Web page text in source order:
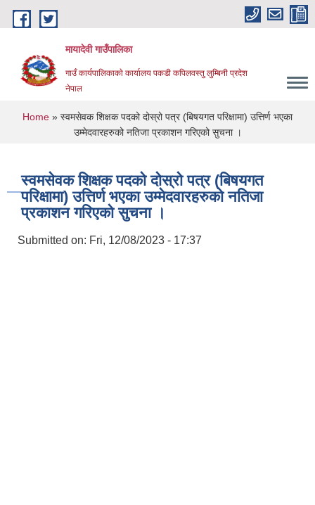
Skip to main content
मायादेवी गाउँपालिका
गाउँ कार्यपालिकाकाे कार्यालय पकडी कपिलवस्तु लुम्बिनी प्रदेश
नेपाल
You are here
Home » स्वमसेवक शिक्षक पदको दोस्रो पत्र (बिषयगत परिक्षामा) उत्तिर्ण भएका
उम्मेदवारहरुको नतिजा प्रकाशन गरिएको सुचना ।
स्वमसेवक शिक्षक पदको दोस्रो पत्र (बिषयगत
परिक्षामा) उत्तिर्ण भएका उम्मेदवारहरुको नतिजा
प्रकाशन गरिएको सुचना ।
Submitted on: Fri, 12/08/2023 - 17:37